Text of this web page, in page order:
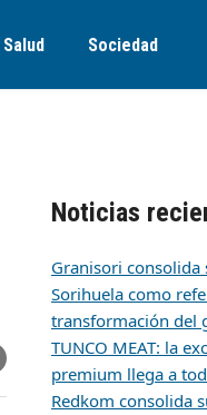
Salud Sociedad
Noticias
Granisori consolida
Sorihuela como
transformación del
TUNCO MEAT: la
premium llega a
Redkom consolida